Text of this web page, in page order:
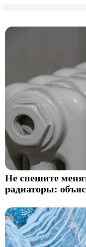
Не спешите
радиаторы: